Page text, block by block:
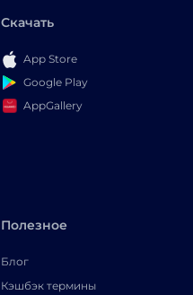
Скачать
App Store
Google Play
AppGallery
Полезное
Блог
Кэшбэк термины